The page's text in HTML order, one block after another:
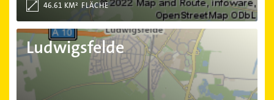
FLÄCHE
46.61 KM²
Ludwigsfelde
Ludwigsfelde